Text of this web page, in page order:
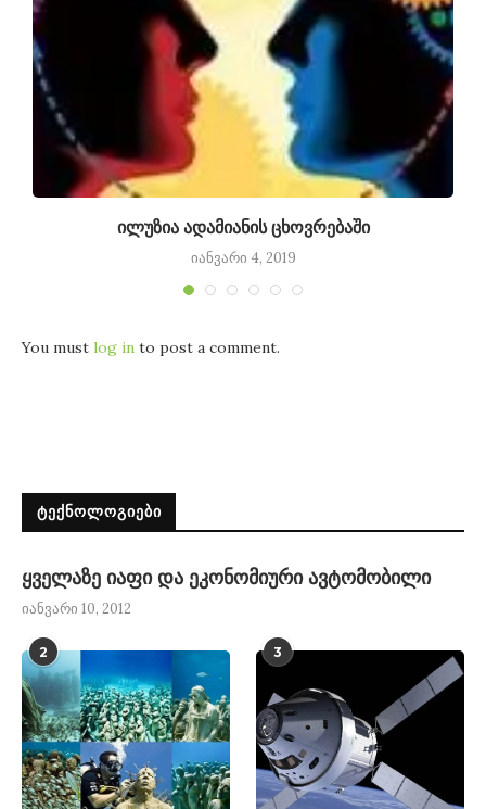
ილუზია ადამიანის ცხოვრებაში
იანვარი 4, 2019
You must log in to post a comment.
ᲢᲔᲥᲜᲝᲚᲝᲒᲘᲔᲑᲘ
ყველაზე იაფი და ეკონომიური ავტომობილი
იანვარი 10, 2012
2 3